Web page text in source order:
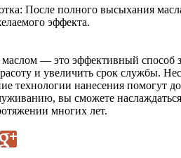
После полного высыхания
эффекта.
— это эффективный способ
и увеличить срок службы.
технологии нанесения помогут
вы сможете
многих лет.